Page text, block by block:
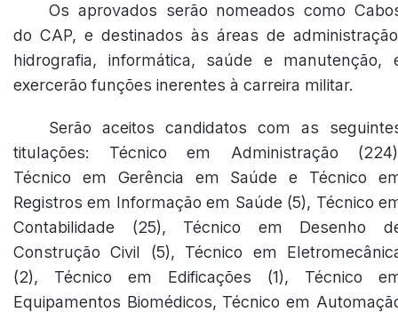
Os aprovados serão nomeados como
do CAP, e destinados às áreas de
hidrografia, informática, saúde e manutenção,
exercerão funções inerentes à carreira militar.
Serão aceitos candidatos com as
titulações: Técnico em Administração
Técnico em Gerência em Saúde e Técnico
Registros em Informação em Saúde (5), Técnico
Contabilidade (25), Técnico em Desenho
Construção Civil (5), Técnico em
(2), Técnico em Edificações (1), Técnico
Equipamentos Biomédicos, Técnico em